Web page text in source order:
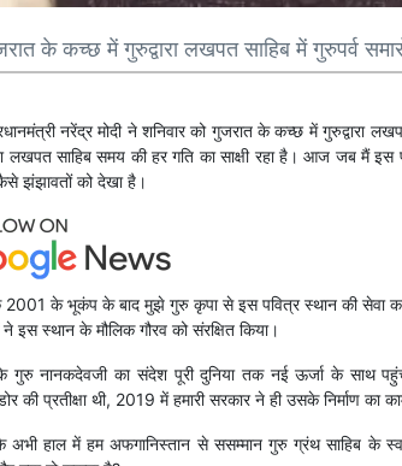
के कच्छ में गुरुद्वारा लखपत साहिब में गुरुपर्व
नरेंद्र मोदी ने शनिवार को गुजरात के कच्छ में गुरुद्वारा
लखपत साहिब समय की हर गति का साक्षी रहा है। आज जब मैं
झंझावतों को देखा है।
2001 के भूकंप के बाद मुझे गुरु कृपा से इस पवित्र स्थान की सेवा
इस स्थान के मौलिक गौरव को संरक्षित किया।
गुरु नानकदेवजी का संदेश पूरी दुनिया तक नई ऊर्जा के साथ
की प्रतीक्षा थी, 2019 में हमारी सरकार ने ही उसके निर्माण का
अभी हाल में हम अफगानिस्तान से ससम्मान गुरु ग्रंथ साहिब